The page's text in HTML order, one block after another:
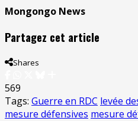
Mongongo News
Partagez cet article
Shares
569
Tags: Guerre en RDC levée
mesure défensives mesure